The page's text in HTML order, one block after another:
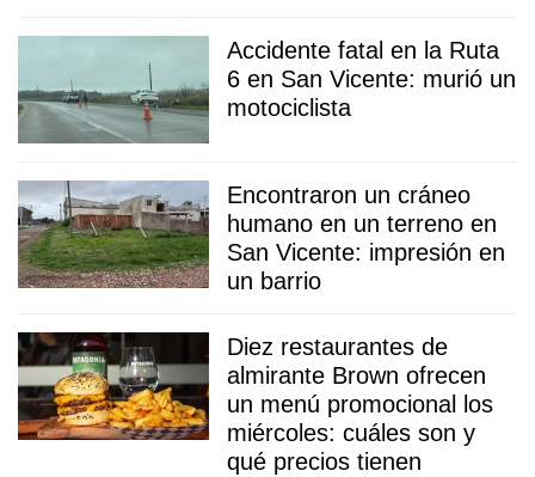
Accidente fatal en la Ruta
6 en San Vicente: murió un
motociclista
Encontraron un cráneo
humano en un terreno en
San Vicente: impresión en
un barrio
Diez restaurantes de
almirante Brown ofrecen
un menú promocional los
miércoles: cuáles son y
qué precios tienen